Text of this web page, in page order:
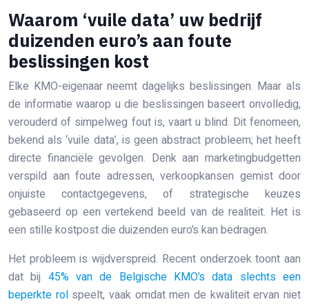
Waarom ‘vuile data’ uw bedrijf
duizenden euro’s aan foute
beslissingen kost
Elke KMO-eigenaar neemt dagelijks beslissingen. Maar als
de informatie waarop u die beslissingen baseert onvolledig,
verouderd of simpelweg fout is, vaart u blind. Dit fenomeen,
bekend als ‘vuile data’, is geen abstract probleem; het heeft
directe financiële gevolgen. Denk aan marketingbudgetten
verspild aan foute adressen, verkoopkansen gemist door
onjuiste contactgegevens, of strategische keuzes
gebaseerd op een vertekend beeld van de realiteit. Het is
een stille kostpost die duizenden euro’s kan bedragen.
Het probleem is wijdverspreid. Recent onderzoek toont aan
dat bij 45% van de Belgische KMO’s data slechts een
beperkte rolspeelt, vaak omdat men de kwaliteit ervan niet